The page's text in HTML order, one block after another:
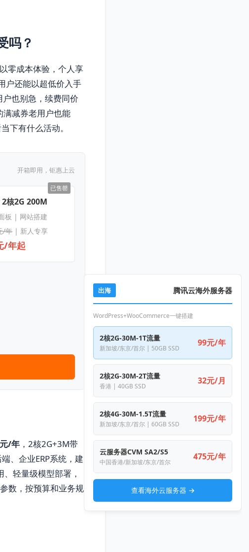
吗？
零成本体验，个人享
户还能以超低价入手
户也别急，续费同价
减券老用户也能
下有什么活动。
开箱即用，钜惠上云
已售罄
2核2G 200M
板 | 网站搭建
/年| 新人专享
/年起
/年 ，2核2G+3M带
、企业ERP系统，建
轻量级模型部署，
数，按预算和业务规
出海 腾讯云海外服务器
WordPress+WooCommerce一键搭建
2核2G-30M-1T流量
新加坡/东京/首尔 | 50GB SSD
99元/年
2核2G-30M-2T流量
香港 | 40GB SSD
32元/月
2核4G-30M-1.5T流量
新加坡/东京/首尔 | 60GB SSD
199元/年
云服务器CVM SA2/S5
中国香港/新加坡/东京/首尔
475元/年
查看海外云服务器 →